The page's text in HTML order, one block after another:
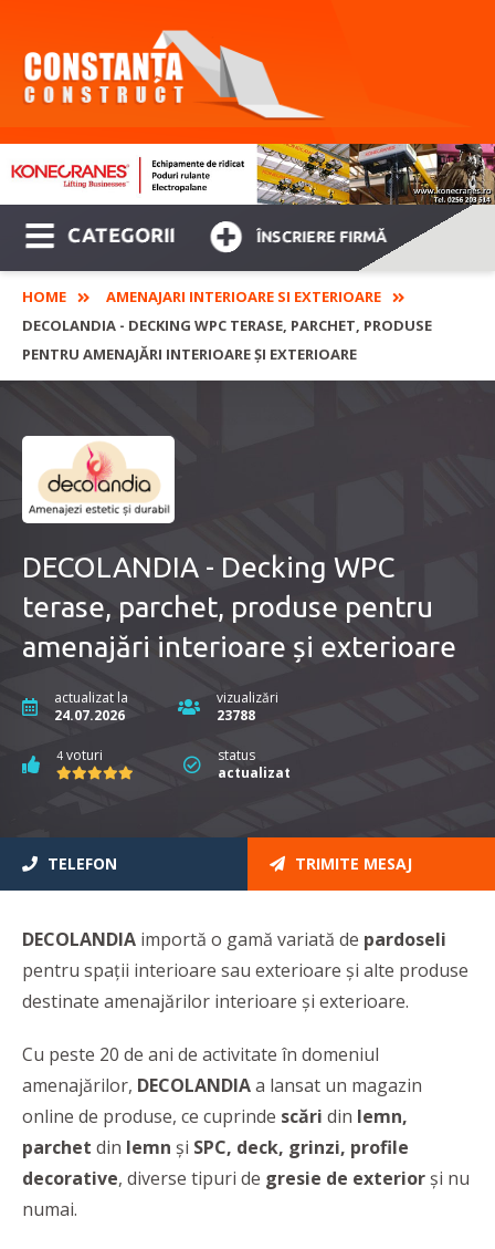
CATEGORII ÎNSCRIERE FIRMĂ
HOME
AMENAJARI INTERIOARE SI EXTERIOARE
DECOLANDIA - DECKING WPC TERASE, PARCHET, PRODUSE
PENTRU AMENAJĂRI INTERIOARE ȘI EXTERIOARE
DECOLANDIA - Decking WPC
terase, parchet, produse pentru
amenajări interioare și exterioare
actualizat la
24.07.2026
vizualizări
23788
4 voturi
status
actualizat
TELEFON TRIMITE MESAJ
DECOLANDIA importă o gamă variată de pardoseli
pentru spații interioare sau exterioare și alte produse
destinate amenajărilor interioare și exterioare.
Cu peste 20 de ani de activitate în domeniul
amenajărilor, DECOLANDIAa lansat un magazin
online de produse, ce cuprinde scări din lemn,
parchet din lemn și SPC, deck, grinzi, profile
decorative, diverse tipuri de gresie de exterior și nu
numai.